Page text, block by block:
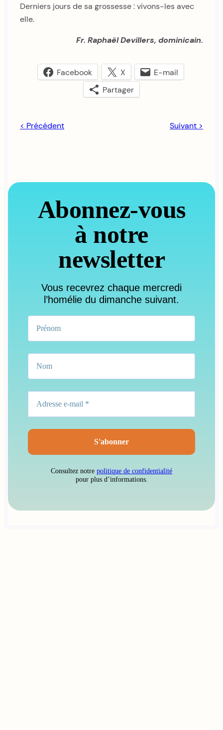
Derniers jours de sa grossesse : vivons-les avec
elle.
Fr. Raphaël Devillers, dominicain.
Facebook X
E-mail
Partager
< Précédent Suivant >
Abonnez-vous
à notre
newsletter
Vous recevrez chaque mercredi
l’homélie du dimanche suivant.
Consultez notre politique de confidentialité
pour plus d’informations.